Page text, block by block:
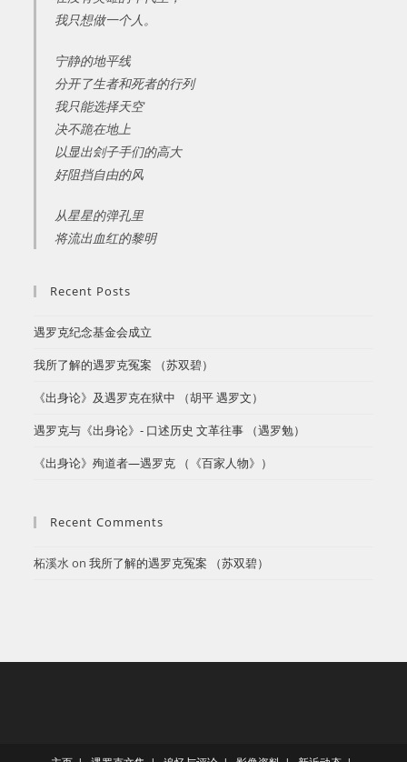
我只想做一个人。
宁静的地平线
分开了生者和死者的行列
我只能选择天空
决不跪在地上
以显出刽子手们的高大
好阻挡自由的风
从星星的弹孔里
将流出血红的黎明
Recent Posts
遇罗克纪念基金会成立
​我所了解的遇罗克冤案 （苏双碧）
《出身论》及遇罗克在狱中 （胡平 遇罗文）
遇罗克与《出身论》- 口述历史 文革往事 （遇罗勉）
《出身论》殉道者—遇罗克 （《百家人物》）
Recent Comments
柘溪水on​我所了解的遇罗克冤案 （苏双碧）